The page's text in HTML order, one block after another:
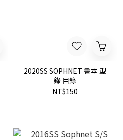
2020SS SOPHNET 書本 型
錄 目錄
NT$150